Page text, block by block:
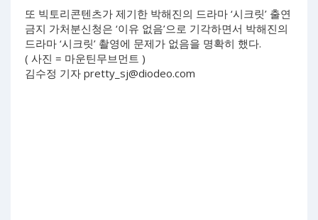
또 빅토리콘텐츠가 제기한 박해진의 드라마 ‘시크릿’ 출연
금지 가처분신청은 ‘이유 없음’으로 기각하면서 박해진의
드라마 ‘시크릿’ 촬영에 문제가 없음을 명확히 했다.
( 사진 = 마운틴무브먼트 )
김수정 기자 pretty_sj@diodeo.com